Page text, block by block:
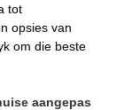
tot
opsies van
om die beste
aangepas